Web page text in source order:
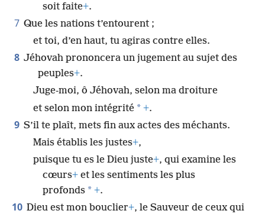
soit faite+.
7 Que les nations t’entourent ;
et toi, d’en haut, tu agiras contre elles.
8 Jéhovah prononcera un jugement au sujet des
peuples+.
Juge-moi, ô Jéhovah, selon ma droiture
et selon mon intégrité * +.
9 S’il te plaît, mets fin aux actes des méchants.
Mais établis les justes+,
puisque tu es le Dieu juste+, qui examine les
cœurs+ et les sentiments les plus
profonds * +.
10 Dieu est mon bouclier+, le Sauveur de ceux qui